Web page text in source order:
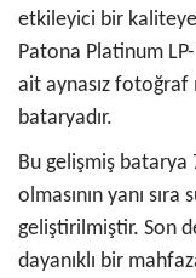
etkileyici bir
Patona Platinum
ait aynasız
bataryadır.
Bu gelişmiş batarya
olmasının yanı
geliştirilmiştir. Son
dayanıklı bir